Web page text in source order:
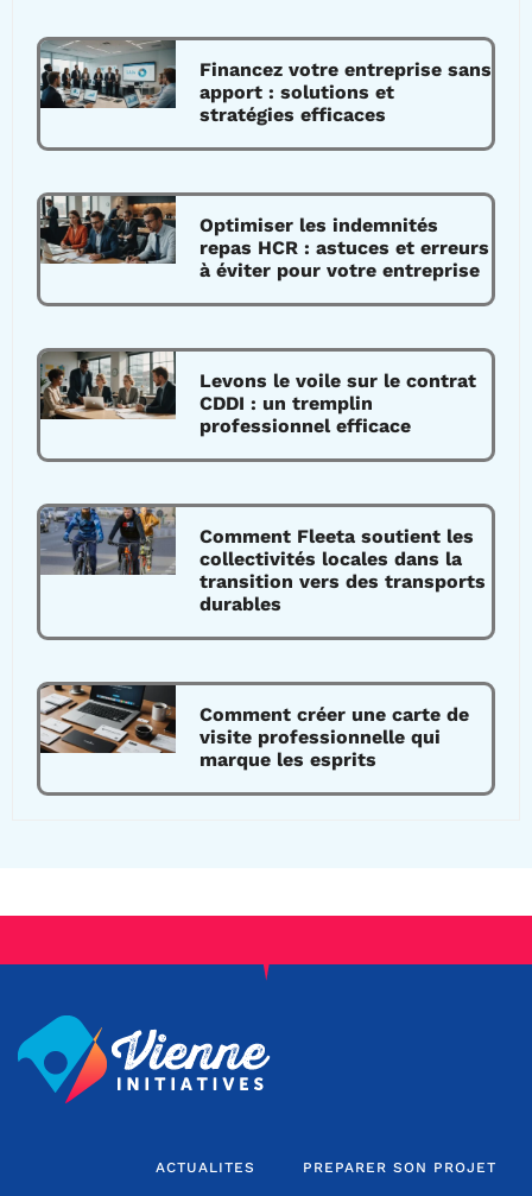
Financez votre entreprise sans
apport : solutions et
stratégies efficaces
Optimiser les indemnités
repas HCR : astuces et erreurs
à éviter pour votre entreprise
Levons le voile sur le contrat
CDDI : un tremplin
professionnel efficace
Comment Fleeta soutient les
collectivités locales dans la
transition vers des transports
durables
Comment créer une carte de
visite professionnelle qui
marque les esprits
ACTUALITES PREPARER SON PROJET